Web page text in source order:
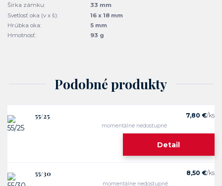
Šírka zámku:
33 mm
Svetlosť oka (v x š):
16 x 18 mm
Hrúbka oka:
5 mm
Hmotnosť:
93 g
Podobné produkty
55/25 7,80 €/ks
momentálne nedostupné
Detail
55/30 8,50 €/ks
momentálne nedostupné